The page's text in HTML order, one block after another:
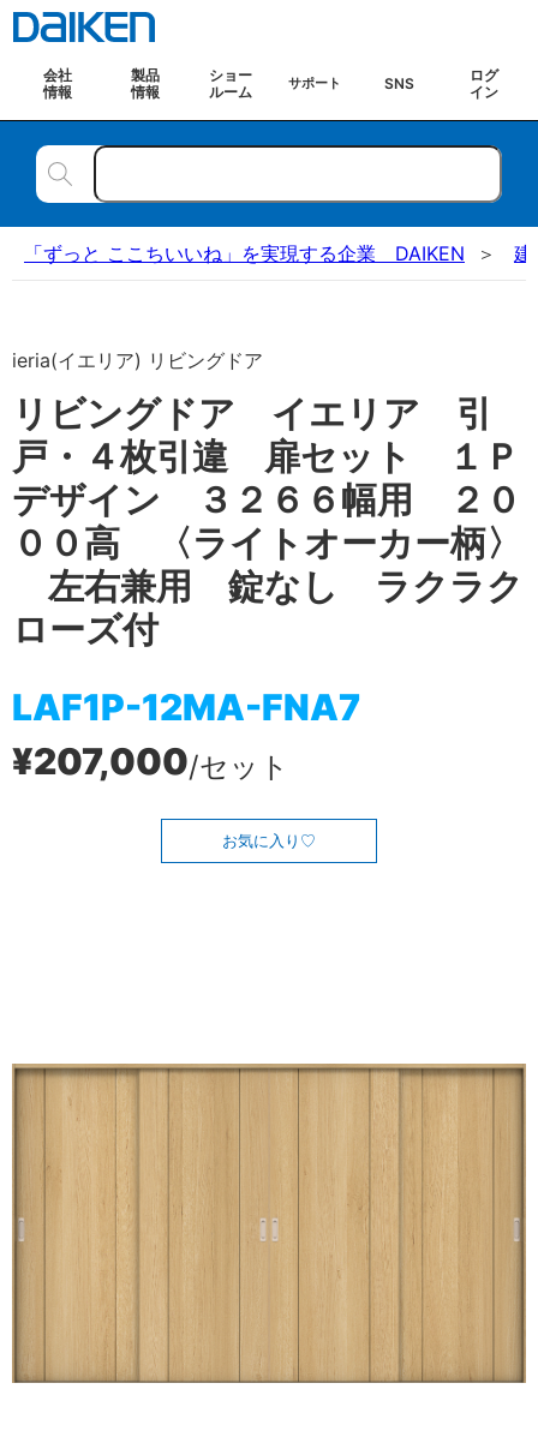
会社
情報
製品
情報
ショー
ルーム
サポート SNS
ログ
イン
「ずっと ここちいいね」を実現する企業 DAIKEN 建
ieria(イエリア) リビングドア
リビングドア イエリア 引
戸・４枚引違 扉セット １Ｐ
デザイン ３２６６幅用 ２０
００高 〈ライトオーカー柄〉
左右兼用 錠なし ラクラク
ローズ付
LAF1P-12MA-FNA7
¥207,000/セット
お気に入り